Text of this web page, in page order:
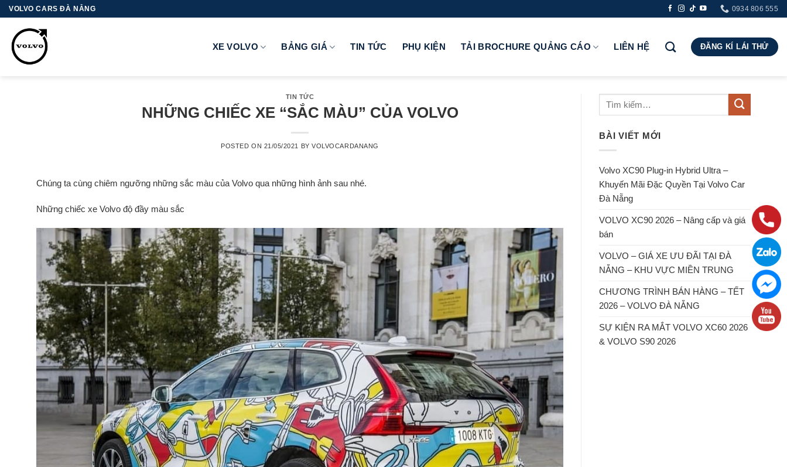
Skip
to
content
VOLVO CARS ĐÀ NẴNG 0934 806 555
XE VOLVO BẢNG GIÁ TIN TỨC PHỤ KIỆN TẢI BROCHURE QUẢNG CÁO LIÊN HỆ ĐĂNG KÍ LÁI THỬ
TIN TỨC
NHỮNG CHIẾC XE “SẮC MÀU” CỦA VOLVO
POSTED ON 21/05/2021 BYVOLVOCARDANANG
Chúng ta cùng chiêm ngưỡng những sắc màu của Volvo qua những hình ảnh sau nhé.
Những chiếc xe Volvo độ đầy màu sắc
BÀI VIẾT MỚI
Volvo XC90 Plug-in Hybrid Ultra –
Khuyến Mãi Đặc Quyền Tại Volvo Car
Đà Nẵng
VOLVO XC90 2026 – Nâng cấp và giá
bán
VOLVO – GIÁ XE ƯU ĐÃI TẠI ĐÀ
NẴNG – KHU VỰC MIỀN TRUNG
CHƯƠNG TRÌNH BÁN HÀNG – TẾT
2026 – VOLVO ĐÀ NẴNG
SỰ KIỆN RA MẮT VOLVO XC60 2026
& VOLVO S90 2026